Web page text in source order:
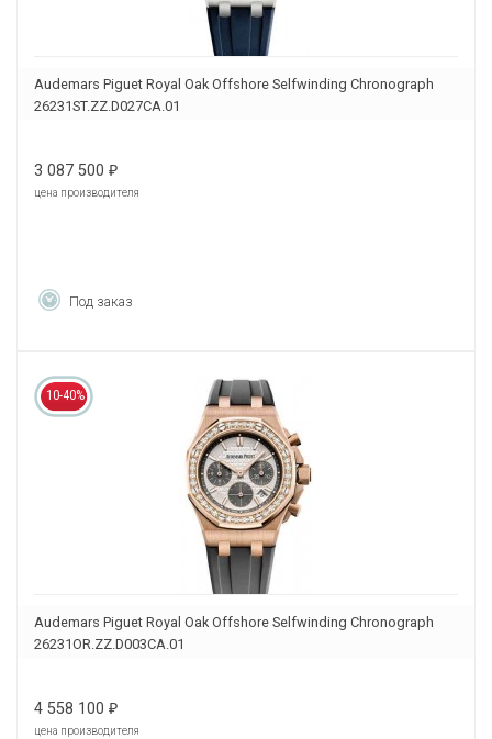
Audemars Piguet Royal Oak Offshore Selfwinding Chronograph
26231ST.ZZ.D027CA.01
3 087 500 ₽
цена производителя
Под заказ
10-40%
Audemars Piguet Royal Oak Offshore Selfwinding Chronograph
26231OR.ZZ.D003CA.01
4 558 100 ₽
цена производителя